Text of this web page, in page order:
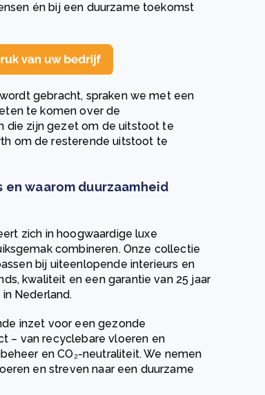
én bij een duurzame toekomst
gebracht, spraken we met een
te komen over de
die zijn gezet om de uitstoot te
om de resterende uitstoot te
waarom duurzaamheid
zich in hoogwaardige luxe
combineren. Onze collectie
bij uiteenlopende interieurs en
kwaliteit en een garantie van 25 jaar
Nederland.
inzet voor een gezonde
– van recyclebare vloeren en
en CO₂-neutraliteit. We nemen
en streven naar een duurzame